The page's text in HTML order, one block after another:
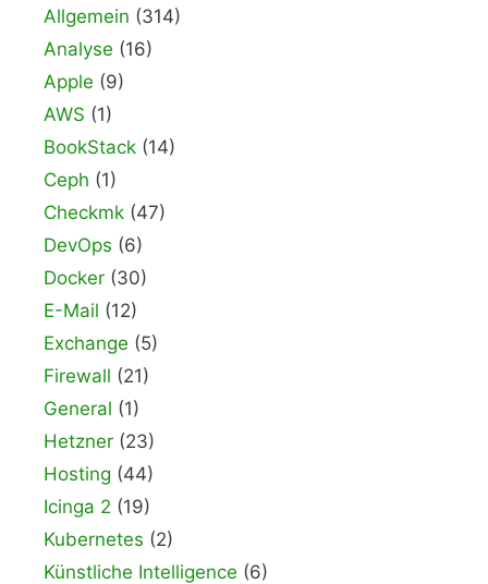
Allgemein (314)
Analyse (16)
Apple (9)
AWS (1)
BookStack (14)
Ceph (1)
Checkmk (47)
DevOps (6)
Docker (30)
E-Mail (12)
Exchange (5)
Firewall (21)
General (1)
Hetzner (23)
Hosting (44)
Icinga 2 (19)
Kubernetes (2)
Künstliche Intelligence (6)